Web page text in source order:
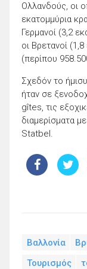
Ολλανδούς, οι
εκατομμύρια
Γερμανοί (3,2
οι Βρετανοί
(περίπου
Σχεδόν το
ήταν σε
gîtes, τις
διαμερίσματα
Statbel.
Βαλλονία
Τουρισμός